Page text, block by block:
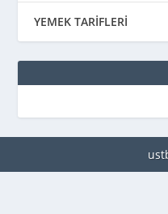
YEMEK TARİFLERİ